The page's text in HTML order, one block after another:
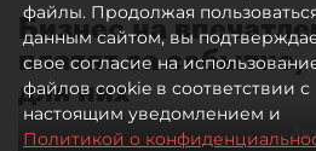
Бизнес на
платят за
для них
файлы. Продолжая
данным сайтом, вы
свое согласие на
файлов cookie в соответствии с
настоящим уведомлением и
Политикой о